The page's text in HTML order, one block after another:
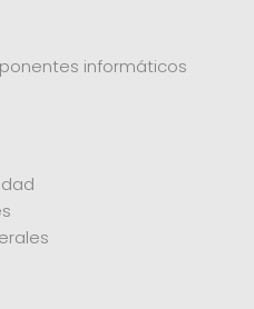
informáticos